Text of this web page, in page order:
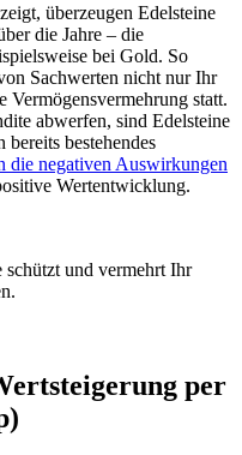
überzeugen Edelsteine
die Jahre – die
bei Gold. So
Sachwerten nicht nur Ihr
Vermögensvermehrung statt.
abwerfen, sind Edelsteine
bereits bestehendes
die negativen Auswirkungen
Wertentwicklung.
schützt und vermehrt Ihr
per